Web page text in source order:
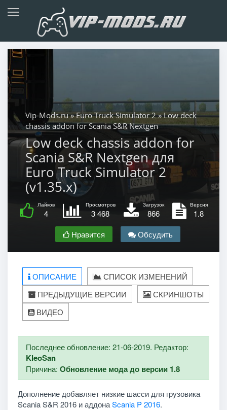
Vip-Mods.ru»Euro Truck Simulator 2» Low deck
chassis addon for Scania S&R Nextgen
Low deck chassis addon for
Scania S&R Nextgen для
Euro Truck Simulator 2
(v1.35.x)
Лайков
4
Просмотров
3 468
Загрузок
866
Версия
1.8
Нравится
Обсудить
ОПИСАНИЕ
СПИСОК ИЗМЕНЕНИЙ
ПРЕДЫДУЩИЕ ВЕРСИИ
СКРИНШОТЫ
ВИДЕО
Последнее обновление: 21-06-2019. Редактор:
KleoSan
Причина: Обновление мода до версии 1.8
Дополнение добавляет низкие шасси для грузовика
Scania S&R 2016 и аддонаScania P 2016.